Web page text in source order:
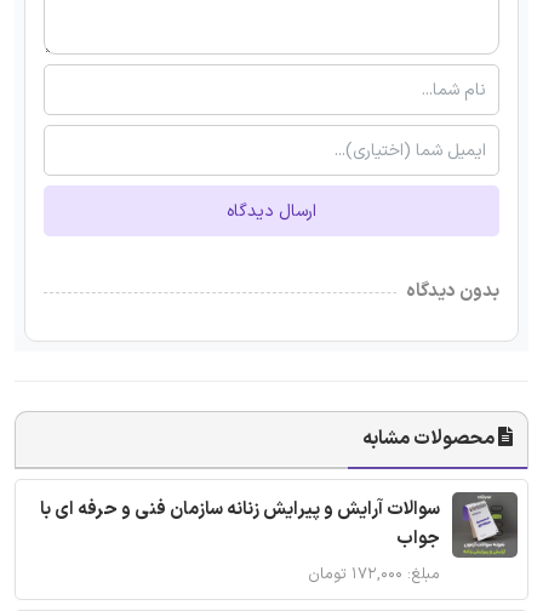
ارسال دیدگاه
بدون دیدگاه
محصولات مشابه
سوالات آرایش و پیرایش زنانه سازمان فنی و حرفه ای با
جواب
مبلغ: ۱۷۲,۰۰۰ تومان